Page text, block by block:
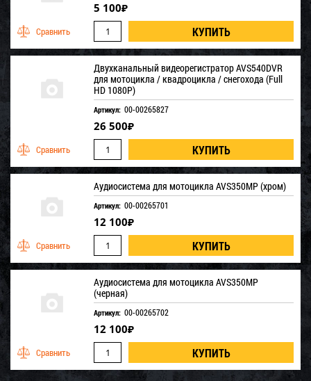
5 100₽
Двухканальный видеорегистратор AVS540DVR
для мотоцикла / квадроцикла / снегохода (Full
HD 1080P)
Артикул: 00-00265827
26 500₽
Аудиосистема для мотоцикла AVS350MP (хром)
Артикул: 00-00265701
12 100₽
Аудиосистема для мотоцикла AVS350MP
(черная)
Артикул: 00-00265702
12 100₽